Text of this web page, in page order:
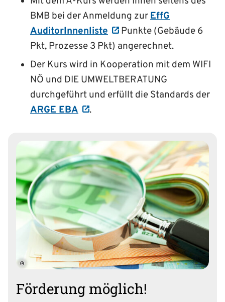
BMB bei der Anmeldung zur EffG
AuditorInnenliste
Punkte (Gebäude 6
Pkt, Prozesse 3 Pkt) angerechnet.
Der Kurs wird in Kooperation mit dem WIFI
NÖ und DIE UMWELTBERATUNG
durchgeführt und erfüllt die Standards der
ARGE EBA
.
©
Förderung möglich!